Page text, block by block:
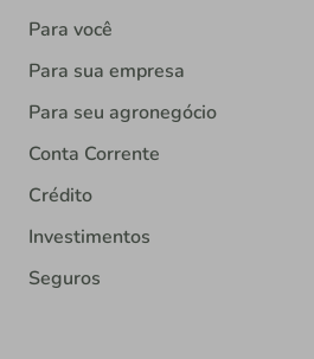
Para você
Para sua empresa
Para seu agronegócio
Conta Corrente
Crédito
Investimentos
Seguros